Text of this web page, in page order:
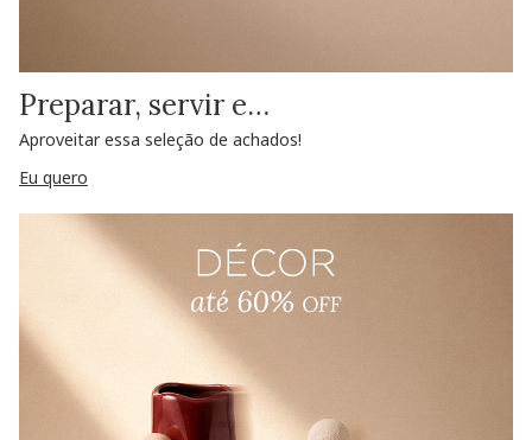
Preparar, servir e…
Aproveitar essa seleção de achados!
Eu quero